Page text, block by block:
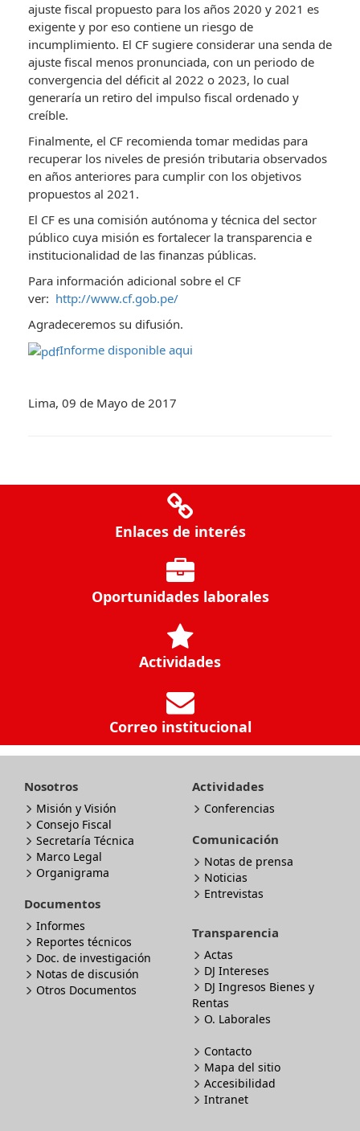
ajuste fiscal propuesto para los años 2020 y 2021 es
exigente y por eso contiene un riesgo de
incumplimiento. El CF sugiere considerar una senda de
ajuste fiscal menos pronunciada, con un periodo de
convergencia del déficit al 2022 o 2023, lo cual
generaría un retiro del impulso fiscal ordenado y
creíble.
Finalmente, el CF recomienda tomar medidas para
recuperar los niveles de presión tributaria observados
en años anteriores para cumplir con los objetivos
propuestos al 2021.
El CF es una comisión autónoma y técnica del sector
público cuya misión es fortalecer la transparencia e
institucionalidad de las finanzas públicas.
Para información adicional sobre el CF
ver: http://www.cf.gob.pe/
Agradeceremos su difusión.
Informe disponible aqui
Lima, 09 de Mayo de 2017
Enlaces de interés
Oportunidades laborales
Actividades
Correo institucional
Nosotros
Misión y Visión
Consejo Fiscal
Secretaría Técnica
Marco Legal
Organigrama
Documentos
Informes
Reportes técnicos
Doc. de investigación
Notas de discusión
Otros Documentos
Actividades
Conferencias
Comunicación
Notas de prensa
Noticias
Entrevistas
Transparencia
Actas
DJ Intereses
DJ Ingresos Bienes y
Rentas
O. Laborales
Contacto
Mapa del sitio
Accesibilidad
Intranet